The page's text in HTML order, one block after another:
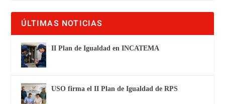
ÚLTIMAS NOTICIAS
II Plan de Igualdad en INCATEMA
USO firma el II Plan de Igualdad de RPS